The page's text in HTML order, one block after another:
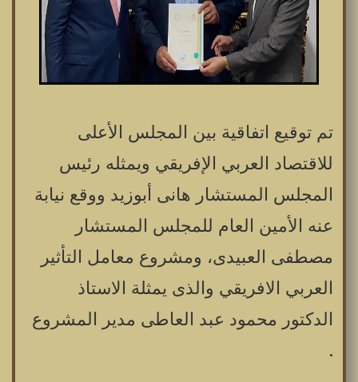
تم توقيع اتفاقية بين المجلس الأعلى
للاقتصاد العربي الإفريقي ويمثله رئيس
المجلس المستشار هانى أبوزيد ووقع نيابة
عنه الأمين العام للمجلس المستشار
مصطفى العبيدى، ومشروع معامل التأثير
العربي الافريقي والذى يمثلة الاستاذ
الدكتور محمود عبد العاطى مدير المشروع
.